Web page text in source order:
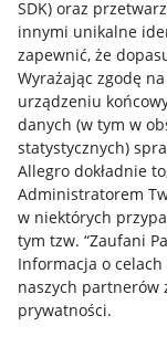
SDK) oraz
innymi unikalne
zapewnić, że
Wyrażając zgodę
urządzeniu
danych (w tym w
statystycznych)
Allegro dokładnie
Administratorem
w niektórych
tym tzw. “Zaufani
Informacja o
naszych partnerów
prywatności.
Przydatne
Jak to działa